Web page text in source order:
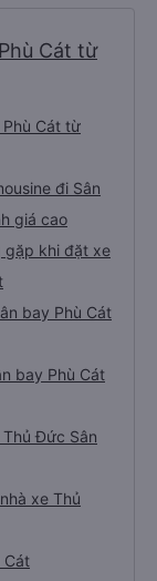
Cát từ
Phù Cát từ
đi Sân
giá cao
gặp khi đặt xe
bay Phù Cát
bay Phù Cát
Thủ Đức Sân
xe Thủ
Cát